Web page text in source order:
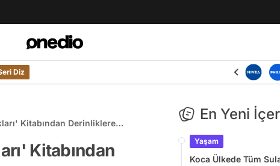
Diz
Kitabından Derinliklere
Kitabından
En Yeni
Yaşam
Koca Ülkede Tüm